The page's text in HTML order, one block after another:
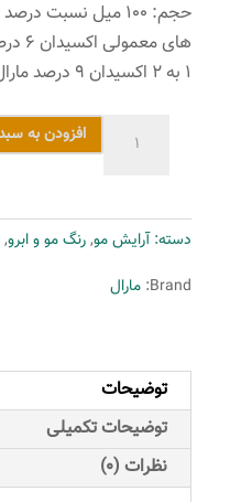
های
۱ به ۲ اکسیدان ۹ درصد مارال می باشد.
سری
زیتونی
مدل
خیلی
خیلی
روشن
شماره
12.3
افزودن به
دسته:آرایش مو,رنگ مو و ابرو,
Brand: مارال
توضیحات
توضیحات تکمیلی
نظرات (0)